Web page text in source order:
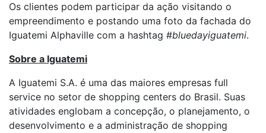
Os clientes podem participar da ação visitando o
empreendimento e postando uma foto da fachada do
Iguatemi Alphaville com a hashtag #bluedayiguatemi.
Sobre a Iguatemi
A Iguatemi S.A. é uma das maiores empresas full
service no setor de shopping centers do Brasil. Suas
atividades englobam a concepção, o planejamento, o
desenvolvimento e a administração de shopping